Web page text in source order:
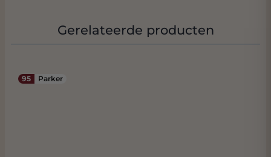
Gerelateerde producten
95 Parker